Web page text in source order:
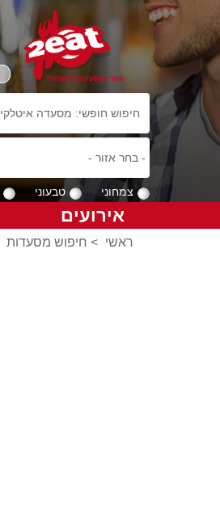
צמחוני טבעוני
אירועים
ראשי > חיפוש מסעדות